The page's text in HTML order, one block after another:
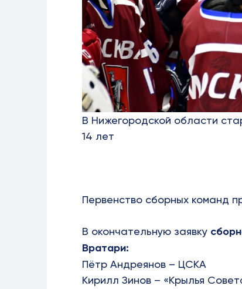
В Нижегородской области
14 лет
Первенство сборных команд
В окончательную заявку
Вратари:
Пётр Андреянов – ЦСКА
Кирилл Зинов – «Крылья